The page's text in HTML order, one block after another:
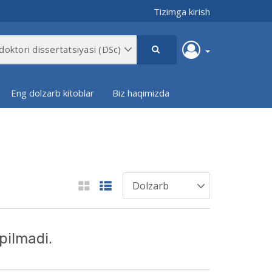
Tizimga kirish
Eng dolzarb kitoblar Biz haqimizda